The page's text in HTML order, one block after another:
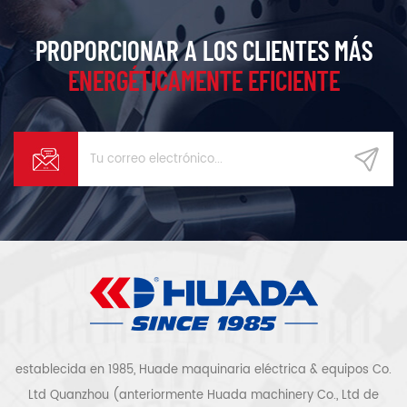
PROPORCIONAR A LOS CLIENTES MÁS
ENERGÉTICAMENTE EFICIENTE
establecida en 1985, Huade maquinaria eléctrica & equipos Co.
Ltd Quanzhou (anteriormente Huada machinery Co., Ltd de